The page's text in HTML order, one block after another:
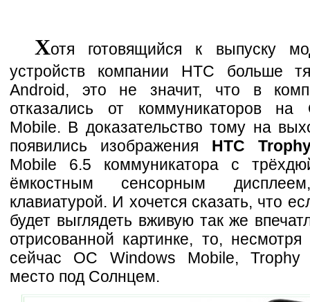
Хотя готовящийся к выпуску
устройств компании НТС больше
Android, это не значит, что в
отказались от коммуникаторов
Mobile. В доказательство тому на
появились изображения HTC
Mobile 6.5 коммуникатора с
ёмкостным сенсорным
клавиатурой. И хочется сказать, что
будет выглядеть вживую так же
отрисованной картинке, то,
сейчас ОС Windows Mobile, Trophy
место под Солнцем.